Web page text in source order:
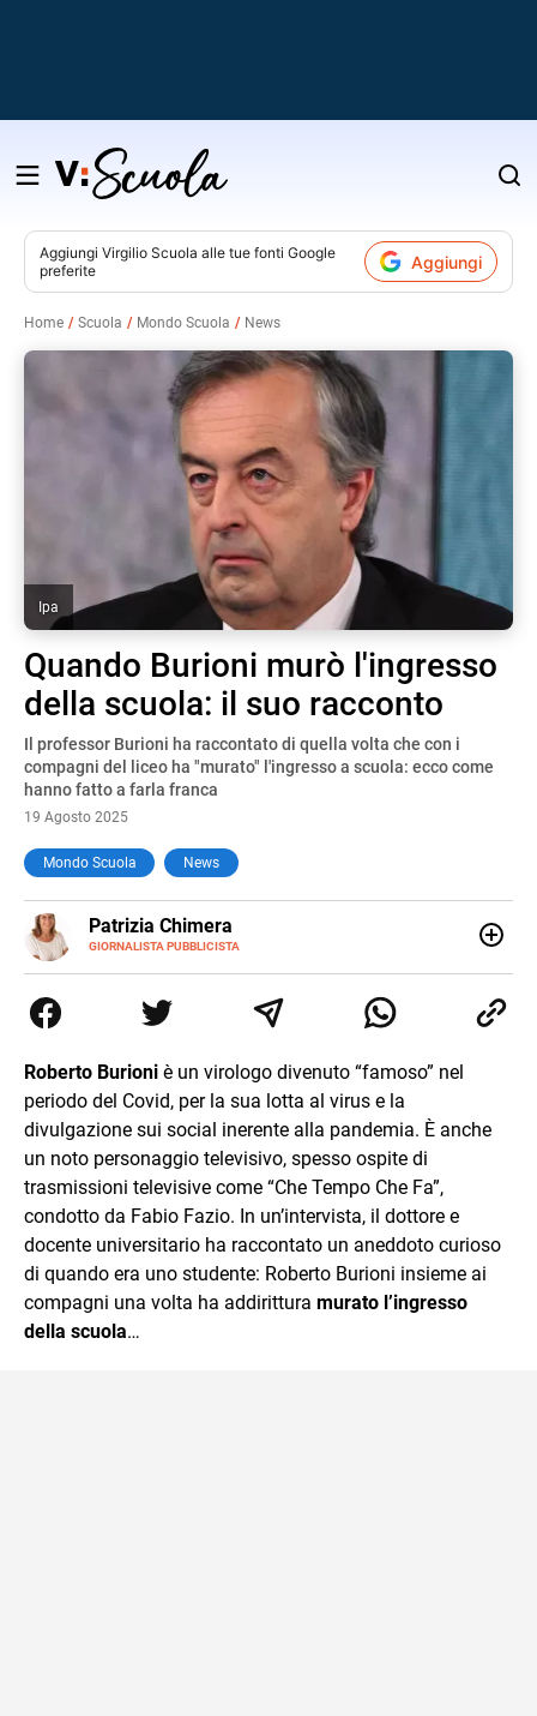
Salta
contenuto
Aggiungi Virgilio Scuola alle tue fonti Google
preferite
Aggiungi
Home Scuola Mondo Scuola News
Ipa
Quando Burioni murò l'ingresso
della scuola: il suo racconto
Il professor Burioni ha raccontato di quella volta che con i
compagni del liceo ha "murato" l'ingresso a scuola: ecco come
hanno fatto a farla franca
19 Agosto 2025
Mondo Scuola News
Patrizia Chimera
GIORNALISTA PUBBLICISTA
E-
MAIL
LINKEDIN
collaborato con grandi gruppi editoriali e agenzie di
comunicazione specializzandosi nella scrittura di articoli
Roberto Burioni è un virologo divenuto “famoso” nel
periodo del Covid, per la sua lotta al virus e la
divulgazione sui social inerente alla pandemia. È anche
un noto personaggio televisivo, spesso ospite di
trasmissioni televisive come “Che Tempo Che Fa”,
condotto da Fabio Fazio. In un’intervista, il dottore e
docente universitario ha raccontato un aneddoto curioso
di quando era uno studente: Roberto Burioni insieme ai
compagni una volta ha addirittura murato l’ingresso
della scuola…